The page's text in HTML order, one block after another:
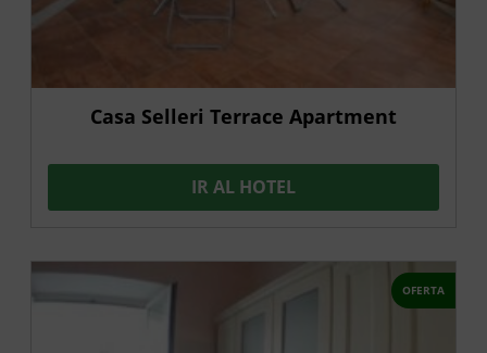
Casa Selleri Terrace Apartment
IR AL HOTEL
OFERTA